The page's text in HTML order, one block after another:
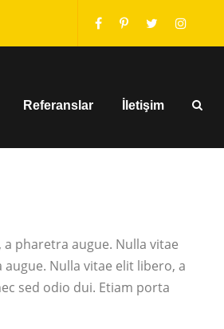
Referanslar İletişim
pharetra augue. Nulla vitae
Nulla vitae elit libero, a
sed odio dui. Etiam porta